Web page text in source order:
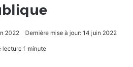
2022 Dernière mise à jour: 14 juin 2022
lecture 1 minute